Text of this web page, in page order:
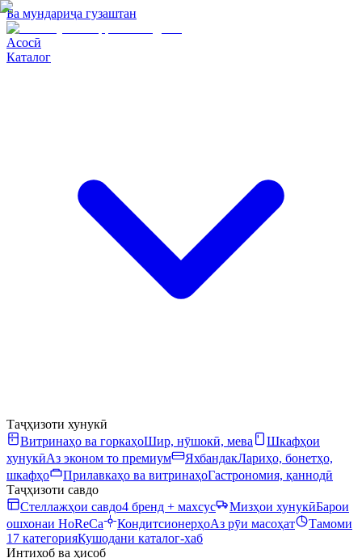
Ба мундариҷа гузаштан
Асосӣ
Каталог
Таҷҳизоти хунукӣ
Витринаҳо ва горкаҳоШир, нӯшокӣ, мева
Шкафҳои
хунукӣАз эконом то премиум ЯхбандакЛариҳо, бонетҳо,
шкафҳо
Прилавкаҳо ва витринаҳоГастрономия, қаннодӣ
Таҷҳизоти савдо
Стеллажҳои савдо4 бренд + махсус Мизҳои хунукӣБарои
ошхонаи HoReCa
КондитсионерҳоАз рӯи масоҳат
Тамоми
17 категорияКушодани каталог-хаб
Интихоб ва ҳисоб